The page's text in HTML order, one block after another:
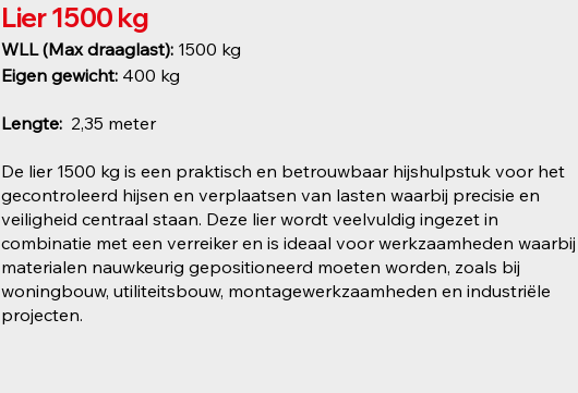
Lier 1500 kg
WLL (Max draaglast): 1500 kg
Eigen gewicht: 400 kg
Lengte: 2,35 meter
De lier 1500 kg is een praktisch en betrouwbaar hijshulpstuk voor het
gecontroleerd hijsen en verplaatsen van lasten waarbij precisie en
veiligheid centraal staan. Deze lier wordt veelvuldig ingezet in
combinatie met een verreiker en is ideaal voor werkzaamheden waarbij
materialen nauwkeurig gepositioneerd moeten worden, zoals bij
woningbouw, utiliteitsbouw, montagewerkzaamheden en industriële
projecten.